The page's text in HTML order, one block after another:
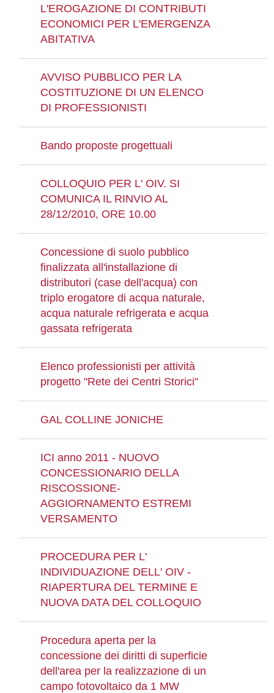
L'EROGAZIONE DI CONTRIBUTI
ECONOMICI PER L'EMERGENZA
ABITATIVA
AVVISO PUBBLICO PER LA
COSTITUZIONE DI UN ELENCO
DI PROFESSIONISTI
Bando proposte progettuali
COLLOQUIO PER L' OIV. SI
COMUNICA IL RINVIO AL
28/12/2010, ORE 10.00
Concessione di suolo pubblico
finalizzata all'installazione di
distributori (case dell'acqua) con
triplo erogatore di acqua naturale,
acqua naturale refrigerata e acqua
gassata refrigerata
Elenco professionisti per attività
progetto "Rete dei Centri Storici"
GAL COLLINE JONICHE
ICI anno 2011 - NUOVO
CONCESSIONARIO DELLA
RISCOSSIONE-
AGGIORNAMENTO ESTREMI
VERSAMENTO
PROCEDURA PER L'
INDIVIDUAZIONE DELL' OIV -
RIAPERTURA DEL TERMINE E
NUOVA DATA DEL COLLOQUIO
Procedura aperta per la
concessione dei diritti di superficie
dell'area per la realizzazione di un
campo fotovoltaico da 1 MW